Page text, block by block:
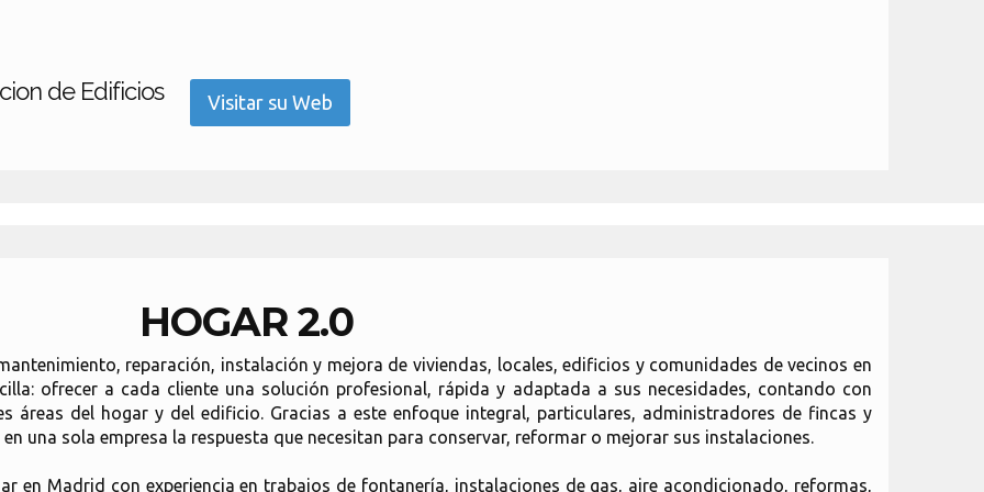
de Edificios Visitar su Web
HOGAR 2.0
reparación, instalación y mejora de viviendas, locales, edificios y comunidades de vecinos en
ofrecer a cada cliente una solución profesional, rápida y adaptada a sus necesidades, contando con
áreas del hogar y del edificio. Gracias a este enfoque integral, particulares, administradores de fincas y
una sola empresa la respuesta que necesitan para conservar, reformar o mejorar sus instalaciones.
en Madrid con experiencia en trabajos de fontanería, instalaciones de gas, aire acondicionado, reformas,